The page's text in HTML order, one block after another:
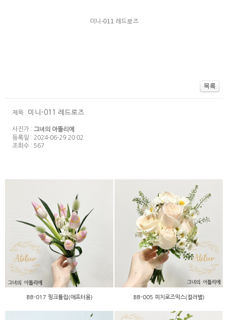
미니-011 레드로즈
제목 : 미니-011 레드로즈
사진가 : 그녀의 아뜰리에
등록일 : 2024-06-29 20:02
조회수 : 567
BB-017 핑크튤립(애프터
용)
BB-017 핑크튤립(애프터용)
BB-005 피치로즈믹스(컬러
별)
BB-005 피치로즈믹스(컬러별)